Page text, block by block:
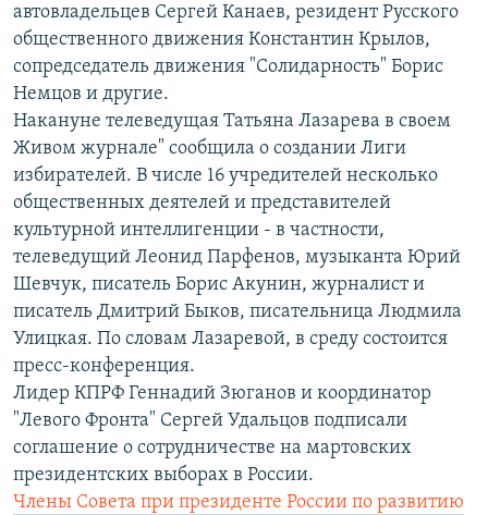
автовладельцев Сергей Канаев, резидент Русского
общественного движения Константин Крылов,
сопредседатель движения "Солидарность" Борис
Немцов и другие.
Накануне телеведущая Татьяна Лазарева в своем
Живом журнале" сообщила о создании Лиги
избирателей. В числе 16 учредителей несколько
общественных деятелей и представителей
культурной интеллигенции - в частности,
телеведущий Леонид Парфенов, музыканта Юрий
Шевчук, писатель Борис Акунин, журналист и
писатель Дмитрий Быков, писательница Людмила
Улицкая. По словам Лазаревой, в среду состоится
пресс-конференция.
Лидер КПРФ Геннадий Зюганов и координатор
"Левого Фронта" Сергей Удальцов подписали
соглашение о сотрудничестве на мартовских
президентских выборах в России.
Члены Совета при президенте России по развитию